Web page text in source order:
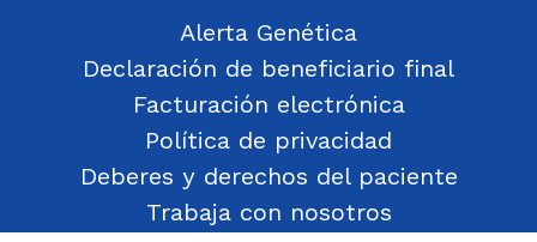
Alerta Genética
Declaración de beneficiario final
Facturación electrónica
Política de privacidad
Deberes y derechos del paciente
Trabaja con nosotros